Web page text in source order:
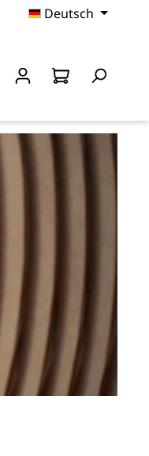
Deutsch